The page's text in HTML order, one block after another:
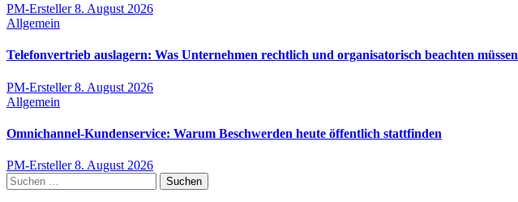
PM-Ersteller8. August 2026
Allgemein
Telefonvertrieb auslagern: Was Unternehmen rechtlich und organisatorisch beachten müssen
PM-Ersteller8. August 2026
Allgemein
Omnichannel-Kundenservice: Warum Beschwerden heute öffentlich stattfinden
PM-Ersteller8. August 2026
Suchen
nach: